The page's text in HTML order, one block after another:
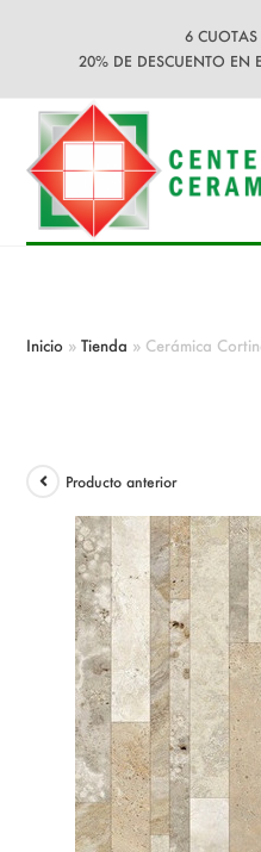
6 CUOTAS
20% DE DESCUENTO EN
Inicio »Tienda » Cerámica
Producto anterior